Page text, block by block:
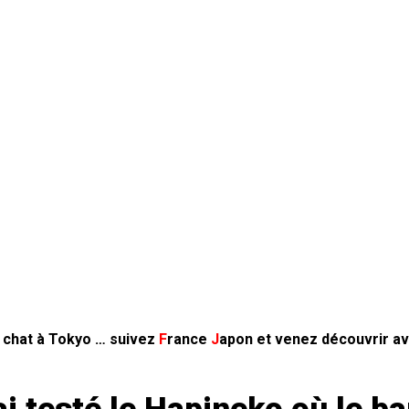
chat à Tokyo … suivez France Japon et venez découvrir